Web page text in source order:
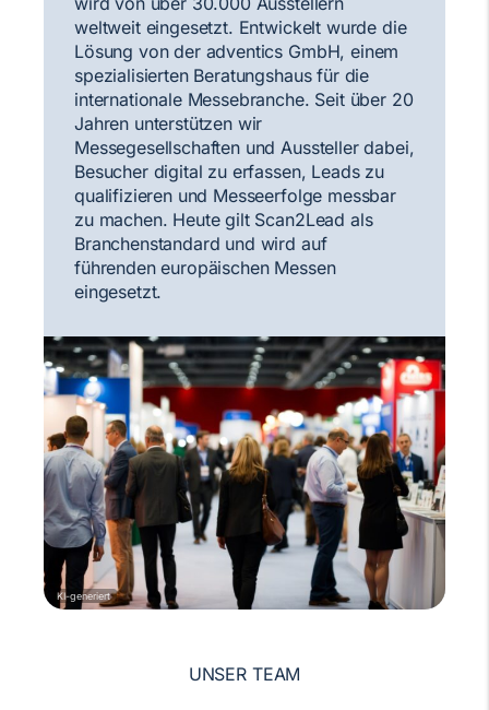
KI-generiert
weltweit eingesetzt. Entwickelt wurde die
Lösung von der adventics GmbH, einem
spezialisierten Beratungshaus für die
internationale Messebranche. Seit über 20
Jahren unterstützen wir
Messegesellschaften und Aussteller dabei,
Besucher digital zu erfassen, Leads zu
qualifizieren und Messeerfolge messbar
zu machen. Heute gilt Scan2Lead als
Branchenstandard und wird auf
führenden europäischen Messen
eingesetzt.
UNSER TEAM